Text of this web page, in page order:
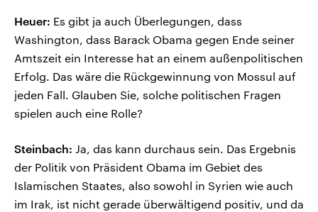
Heuer: Es gibt ja auch Überlegungen, dass
Washington, dass Barack Obama gegen Ende seiner
Amtszeit ein Interesse hat an einem außenpolitischen
Erfolg. Das wäre die Rückgewinnung von Mossul auf
jeden Fall. Glauben Sie, solche politischen Fragen
spielen auch eine Rolle?
Steinbach: Ja, das kann durchaus sein. Das Ergebnis
der Politik von Präsident Obama im Gebiet des
Islamischen Staates, also sowohl in Syrien wie auch
im Irak, ist nicht gerade überwältigend positiv, und da